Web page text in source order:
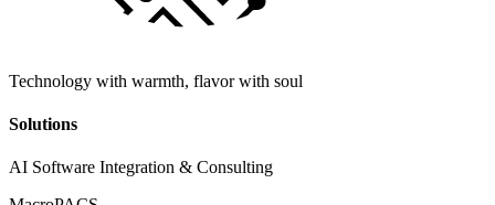
Technology with warmth, flavor with soul
Solutions
AI Software Integration & Consulting